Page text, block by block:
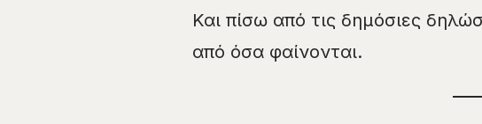
Και πίσω από τις δημόσιες
από όσα φαίνονται.